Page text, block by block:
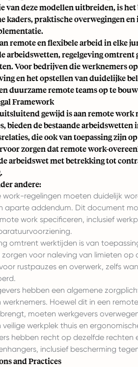
van deze modellen uitbreiden, is
kaders, praktische overwegingen
remote en flexibele arbeid in elke
arbeidswetten, regelgeving omtrent
Voor bedrijven die werknemers
en het opstellen van duidelijke
duurzame remote teams op te
Framework
gewijd is aan remote work
de bestaande arbeidswetten
die ook van toepassing zijn
zorgen dat remote work-
arbeidswet met betrekking tot
andere:
work-regelingen moeten duidelijk
aparte addendum. Dit document
work specificeren, inclusief
omtrent werktijden is van
voor naleving van limieten op
rustpauzes en overwerk, zelfs
hebben een algemene
Hoewel dit in een
moeten werkgevers
werkplek thuis en
hebben recht op dezelfde rechten
inclusief bescherming
and Practices